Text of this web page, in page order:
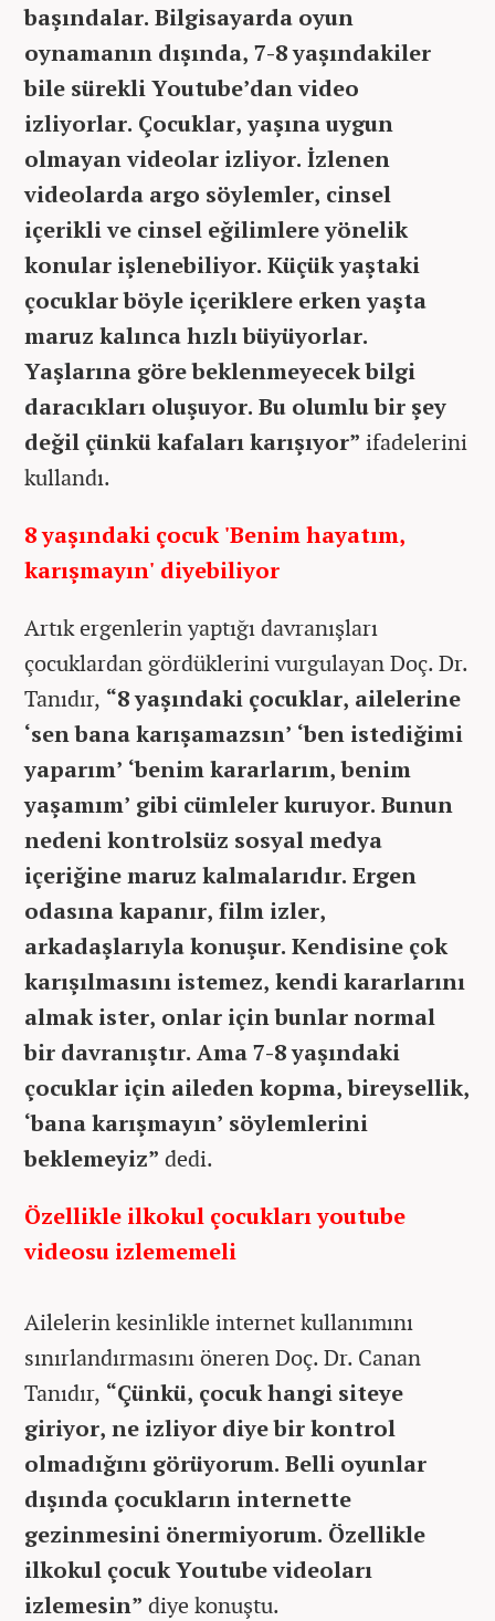
başındalar. Bilgisayarda oyun
oynamanın dışında, 7-8 yaşındakiler
bile sürekli Youtube’dan video
izliyorlar. Çocuklar, yaşına uygun
olmayan videolar izliyor. İzlenen
videolarda argo söylemler, cinsel
içerikli ve cinsel eğilimlere yönelik
konular işlenebiliyor. Küçük yaştaki
çocuklar böyle içeriklere erken yaşta
maruz kalınca hızlı büyüyorlar.
Yaşlarına göre beklenmeyecek bilgi
daracıkları oluşuyor. Bu olumlu bir şey
değil çünkü kafaları karışıyor” ifadelerini
kullandı.
8 yaşındaki çocuk 'Benim hayatım,
karışmayın' diyebiliyor
Artık ergenlerin yaptığı davranışları
çocuklardan gördüklerini vurgulayan Doç. Dr.
Tanıdır, “8 yaşındaki çocuklar, ailelerine
‘sen bana karışamazsın’ ‘ben istediğimi
yaparım’ ‘benim kararlarım, benim
yaşamım’ gibi cümleler kuruyor. Bunun
nedeni kontrolsüz sosyal medya
içeriğine maruz kalmalarıdır. Ergen
odasına kapanır, film izler,
arkadaşlarıyla konuşur. Kendisine çok
karışılmasını istemez, kendi kararlarını
almak ister, onlar için bunlar normal
bir davranıştır. Ama 7-8 yaşındaki
çocuklar için aileden kopma, bireysellik,
‘bana karışmayın’ söylemlerini
beklemeyiz” dedi.
Özellikle ilkokul çocukları youtube
videosu izlememeli
Ailelerin kesinlikle internet kullanımını
sınırlandırmasını öneren Doç. Dr. Canan
Tanıdır, “Çünkü, çocuk hangi siteye
giriyor, ne izliyor diye bir kontrol
olmadığını görüyorum. Belli oyunlar
dışında çocukların internette
gezinmesini önermiyorum. Özellikle
ilkokul çocuk Youtube videoları
izlemesin” diye konuştu.